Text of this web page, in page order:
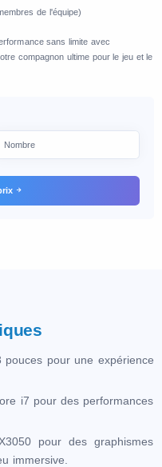
de l'équipe)
sans limite avec
compagnon ultime pour le jeu et le
pour une expérience
i7 pour des performances
pour des graphismes
immersive.